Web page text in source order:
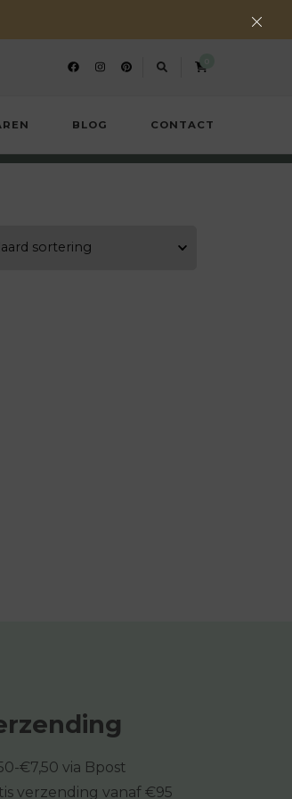
BLOG CONTACT
€7,50 via Bpost
verzending vanaf €95